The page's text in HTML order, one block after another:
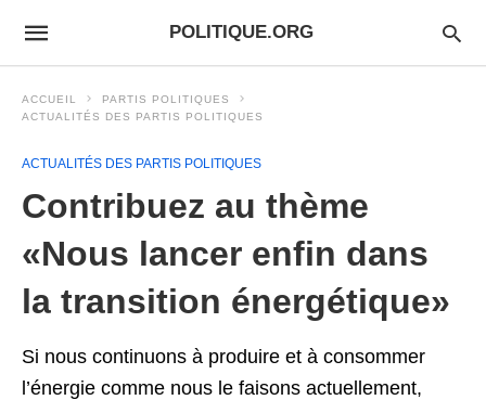
POLITIQUE.ORG
ACCUEIL
PARTIS POLITIQUES
ACTUALITÉS DES PARTIS POLITIQUES
ACTUALITÉS DES PARTIS POLITIQUES
Contribuez au thème
«Nous lancer enfin dans
la transition énergétique»
Si nous continuons à produire et à consommer
l’énergie comme nous le faisons actuellement,